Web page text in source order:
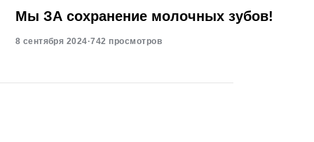
Мы ЗА сохранение молочных зубов!
8 сентября 2024·742 просмотров